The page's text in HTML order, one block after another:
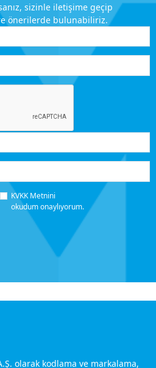
sizinle iletişime geçip
önerilerde bulunabiliriz.
KVKK Metnini
okudum onaylıyorum.
olarak kodlama ve markalama,